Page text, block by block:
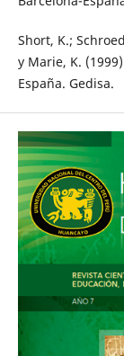
Short, K.;
y Marie, K.
España. Gedisa.